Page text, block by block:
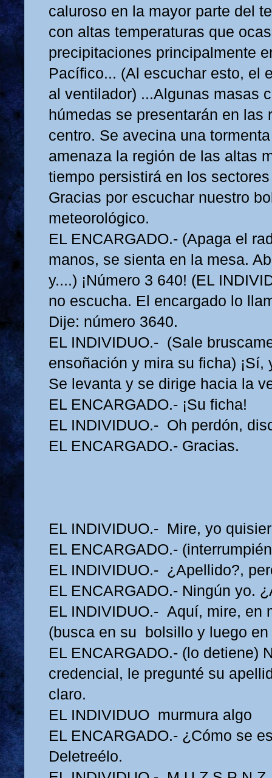
caluroso en la mayor parte del
con altas temperaturas que
precipitaciones principalmente
Pacífico... (Al escuchar esto, el
al ventilador) ...Algunas masas
húmedas se presentarán en las
centro. Se avecina una
amenaza la región de las altas
tiempo persistirá en los
Gracias por escuchar nuestro
meteorológico.
EL ENCARGADO.- (Apaga el
manos, se sienta en la mesa.
y....) ¡Número 3 640! (EL
no escucha. El encargado lo
Dije: número 3640.
EL INDIVIDUO.- (Sale
ensoñación y mira su ficha) ¡Sí,
Se levanta y se dirige hacia la
EL ENCARGADO.- ¡Su ficha!
EL INDIVIDUO.- Oh perdón,
EL ENCARGADO.- Gracias.
EL INDIVIDUO.- Mire, yo
EL ENCARGADO.-
EL INDIVIDUO.- ¿Apellido?,
EL ENCARGADO.- Ningún yo.
EL INDIVIDUO.- Aquí, mire, en
(busca en su bolsillo y luego
EL ENCARGADO.- (lo detiene)
credencial, le pregunté su
claro.
EL INDIVIDUO murmura algo
EL ENCARGADO.- ¿Cómo se
Deletreélo.